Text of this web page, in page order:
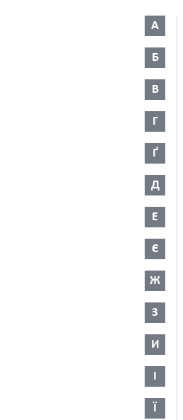
А
Б
В
Г
Ґ
Д
Е
Є
Ж
З
И
І
Ї